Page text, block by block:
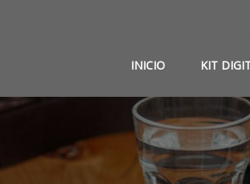
INICIO KIT